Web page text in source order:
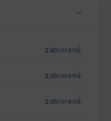
zatvorené
zatvorené
zatvorené